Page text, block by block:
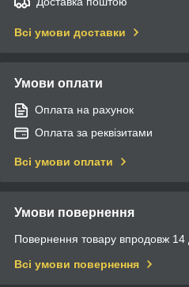
Всі умови доставки
Умови оплати
Оплата на рахунок
Оплата за реквізитами
Всі умови оплати
Умови повернення
Повернення товару впродовж 14
Всі умови повернення